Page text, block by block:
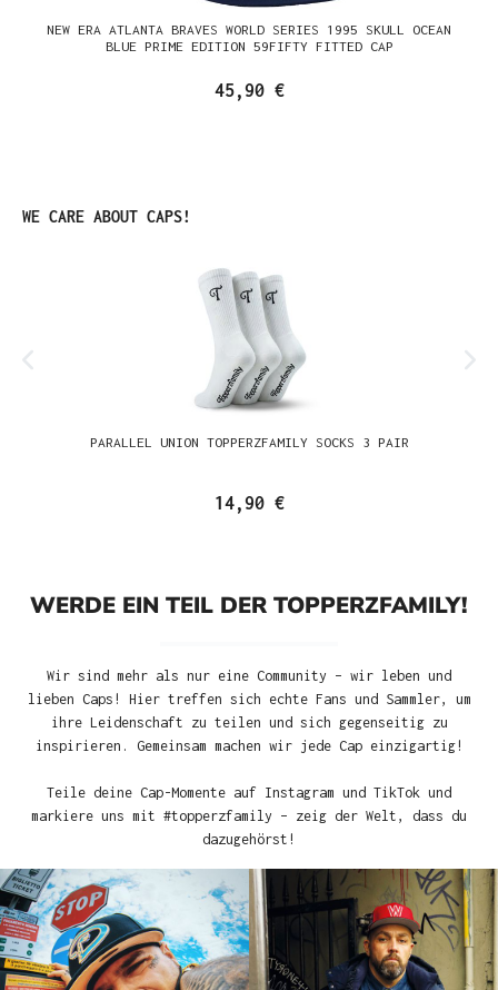
NEW ERA ATLANTA BRAVES WORLD SERIES 1995 SKULL OCEAN
BLUE PRIME EDITION 59FIFTY FITTED CAP
45,90 €
Produktgalerie überspringen
WE CARE ABOUT CAPS!
PARALLEL UNION TOPPERZFAMILY SOCKS 3 PAIR
14,90 €
WERDE EIN TEIL DER TOPPERZFAMILY!
Wir sind mehr als nur eine Community – wir leben und
lieben Caps! Hier treffen sich echte Fans und Sammler, um
ihre Leidenschaft zu teilen und sich gegenseitig zu
inspirieren. Gemeinsam machen wir jede Cap einzigartig!
Teile deine Cap-Momente auf Instagram und TikTok und
markiere uns mit #topperzfamily – zeig der Welt, dass du
dazugehörst!